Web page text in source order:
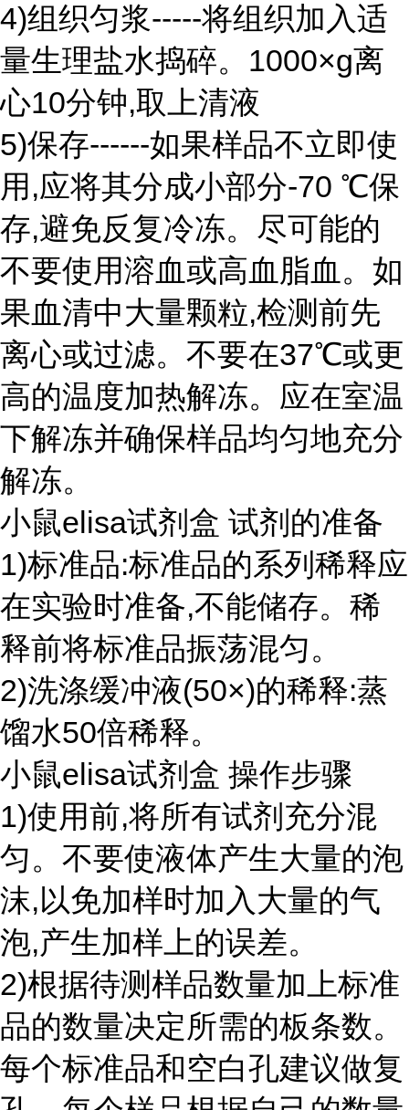
4)组织匀浆-----将组织加入适
量生理盐水捣碎。1000×g离
心10分钟,取上清液
5)保存------如果样品不立即使
用,应将其分成小部分-70 ℃保
存,避免反复冷冻。尽可能的
不要使用溶血或高血脂血。如
果血清中大量颗粒,检测前先
离心或过滤。不要在37℃或更
高的温度加热解冻。应在室温
下解冻并确保样品均匀地充分
解冻。
小鼠elisa试剂盒 试剂的准备
1)标准品:标准品的系列稀释应
在实验时准备,不能储存。稀
释前将标准品振荡混匀。
2)洗涤缓冲液(50×)的稀释:蒸
馏水50倍稀释。
小鼠elisa试剂盒 操作步骤
1)使用前,将所有试剂充分混
匀。不要使液体产生大量的泡
沫,以免加样时加入大量的气
泡,产生加样上的误差。
2)根据待测样品数量加上标准
品的数量决定所需的板条数。
每个标准品和空白孔建议做复